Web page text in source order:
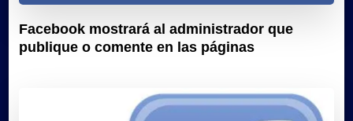
Facebook mostrará al administrador que
publique o comente en las páginas